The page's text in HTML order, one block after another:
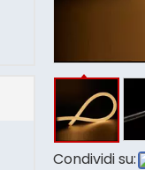
Condividi su: